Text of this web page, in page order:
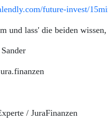
future-invest/
lass' die beiden wissen,
/ JuraFinanzen